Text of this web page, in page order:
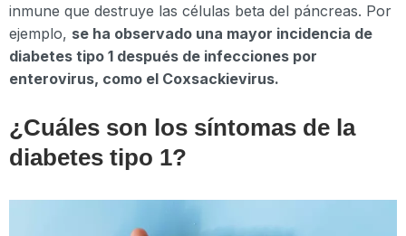
inmune que destruye las células beta del páncreas. Por
ejemplo, se ha observado una mayor incidencia de
diabetes tipo 1 después de infecciones por
enterovirus, como el Coxsackievirus.
¿Cuáles son los síntomas de la
diabetes tipo 1?